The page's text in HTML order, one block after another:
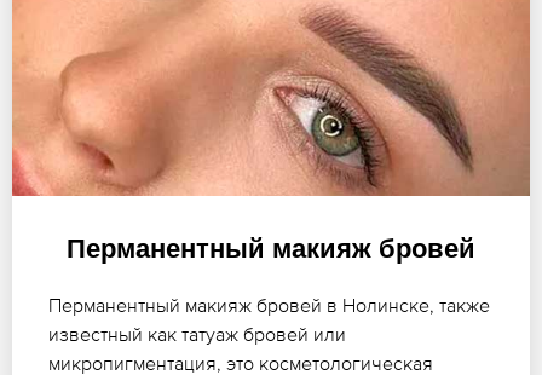
Перманентный макияж бровей
Перманентный макияж бровей в Нолинске, также
известный как татуаж бровей или
микропигментация, это косметологическая